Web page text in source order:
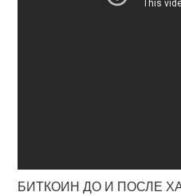
БИТКОИН ДО И ПОСЛЕ